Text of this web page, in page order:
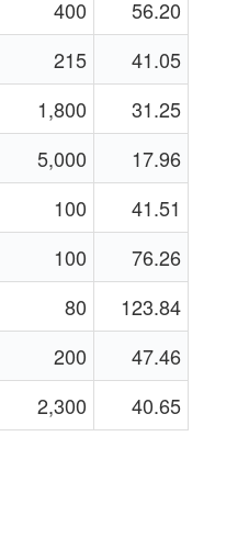
400
56.20
215
41.05
1,800
31.25
5,000
17.96
100
41.51
100
76.26
80
123.84
200
47.46
2,300 40.65